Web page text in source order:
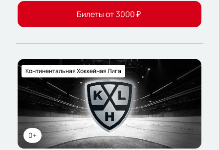
Билеты от 3000₽
0+
Континентальная Хоккейная Лига